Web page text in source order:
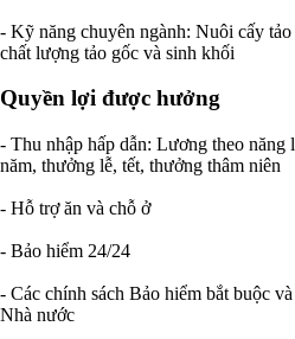
- Kỹ năng chuyên ngành: Nuôi cấy
chất lượng tảo gốc và sinh khối
Quyền lợi được hưởng
- Thu nhập hấp dẫn: Lương theo
năm, thưởng lễ, tết, thưởng thâm niên
- Hỗ trợ ăn và chỗ ở
- Bảo hiểm 24/24
- Các chính sách Bảo hiểm bắt buộc
Nhà nước